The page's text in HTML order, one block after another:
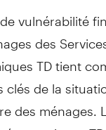
vulnérabilité
des
TD tient
clés de la
des ménages.